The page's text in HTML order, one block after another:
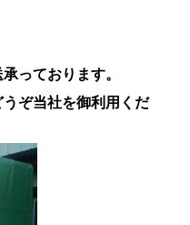
っております。
ぞ当社を御利用くだ